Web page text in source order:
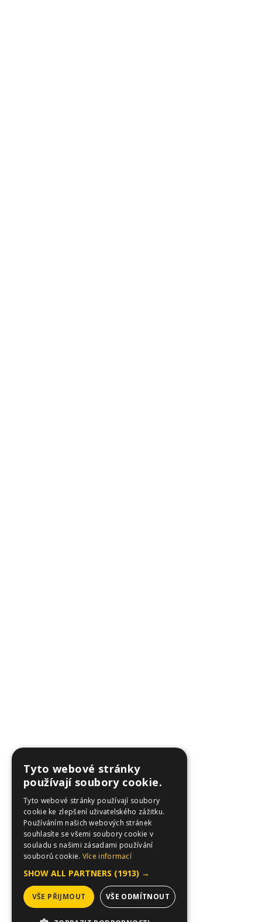
Tyto webové stránky
používají soubory cookie.
Tyto webové stránky používají soubory
cookie ke zlepšení uživatelského zážitku.
Používáním našich webových stránek
souhlasíte se všemi soubory cookie v
souladu s našimi zásadami používání
souborů cookie. Více informací
SHOW ALL PARTNERS (1913) →
VŠE PŘIJMOUT VŠE ODMÍTNOUT